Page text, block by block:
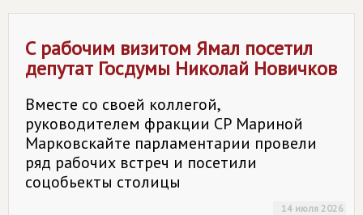
С рабочим визитом Ямал посетил
депутат Госдумы Николай Новичков
Вместе со своей коллегой,
руководителем фракции СР Мариной
Марковскайте парламентарии провели
ряд рабочих встреч и посетили
соцобьекты столицы
14 июля 2026